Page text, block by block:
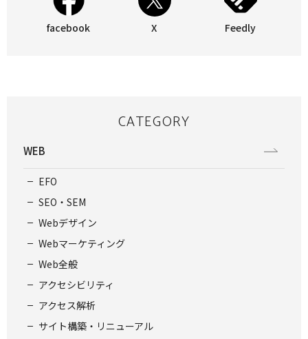
facebook X Feedly
CATEGORY
WEB
EFO
SEO・SEM
Webデザイン
Webマーケティング
Web全般
アクセシビリティ
アクセス解析
サイト構築・リニューアル